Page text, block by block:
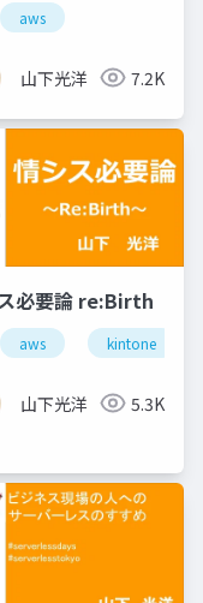
aws
山下光洋 7.2K
必要論 re:Birth
aws kintone
山下光洋 5.3K